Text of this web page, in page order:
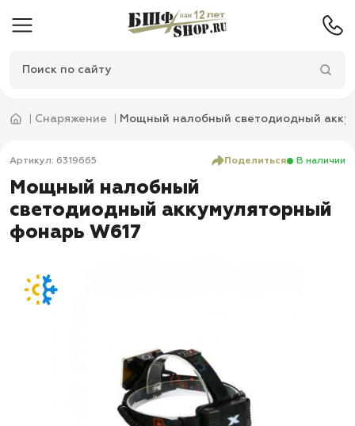
Снаряжение Мощный налобный светодиодный
Артикул: 6319665 Поделиться В наличии
Мощный налобный
светодиодный аккумуляторный
фонарь W617